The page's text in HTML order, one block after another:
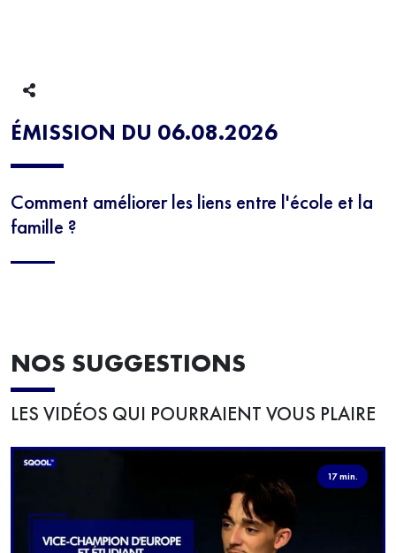
ÉMISSION DU 06.08.2026
Comment améliorer les liens entre l'école et la
famille ?
NOS SUGGESTIONS
LES VIDÉOS QUI POURRAIENT VOUS PLAIRE
17 min.